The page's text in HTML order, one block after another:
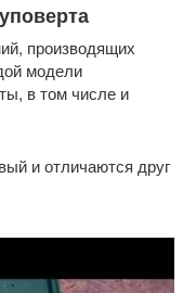
производящих
модели
в том числе и
и отличаются друг